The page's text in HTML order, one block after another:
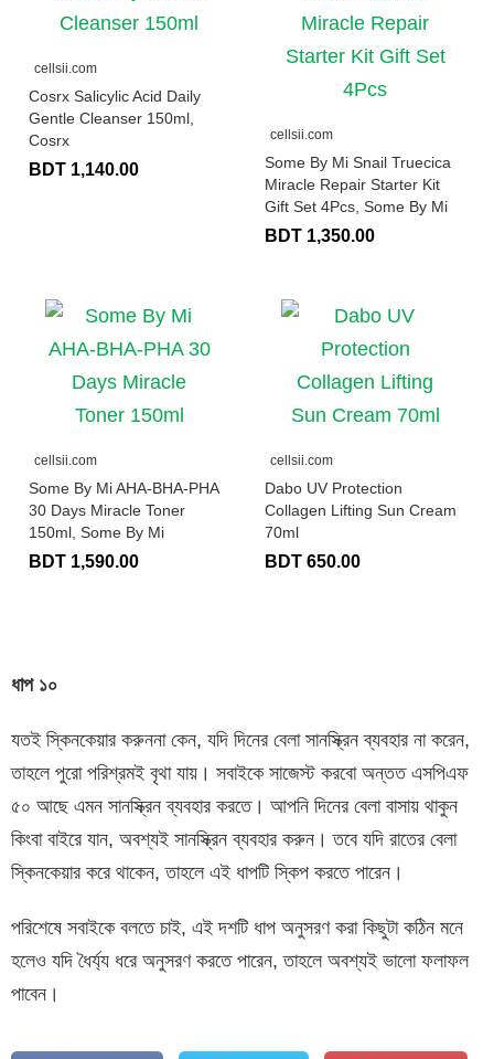
cellsii.com
Cosrx Salicylic Acid Daily
Gentle Cleanser 150ml,
Cosrx
BDT 1,140.00
cellsii.com
Some By Mi Snail Truecica
Miracle Repair Starter Kit
Gift Set 4Pcs, Some By Mi
BDT 1,350.00
cellsii.com
Some By Mi AHA-BHA-PHA
30 Days Miracle Toner
150ml, Some By Mi
BDT 1,590.00
cellsii.com
Dabo UV Protection
Collagen Lifting Sun Cream
70ml
BDT 650.00
ধাপ ১০
যতই স্কিনকেয়ার করুননা কেন, যদি দিনের বেলা সানস্ক্রিন ব্যবহার না করেন,
তাহলে পুরো পরিশ্রমই বৃথা যায়। সবাইকে সাজেস্ট করবো অন্তত এসপিএফ
৫০ আছে এমন সানস্ক্রিন ব্যবহার করতে। আপনি দিনের বেলা বাসায় থাকুন
কিংবা বাইরে যান, অবশ্যই সানস্ক্রিন ব্যবহার করুন। তবে যদি রাতের বেলা
স্কিনকেয়ার করে থাকেন, তাহলে এই ধাপটি স্কিপ করতে পারেন।
পরিশেষে সবাইকে বলতে চাই, এই দশটি ধাপ অনুসরণ করা কিছুটা কঠিন মনে
হলেও যদি ধৈর্য্য ধরে অনুসরণ করতে পারেন, তাহলে অবশ্যই ভালো ফলাফল
পাবেন।